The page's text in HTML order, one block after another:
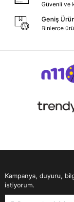
Güvenli ve
Geniş
Binlerce
Kampanya, duyuru,
istiyorum.